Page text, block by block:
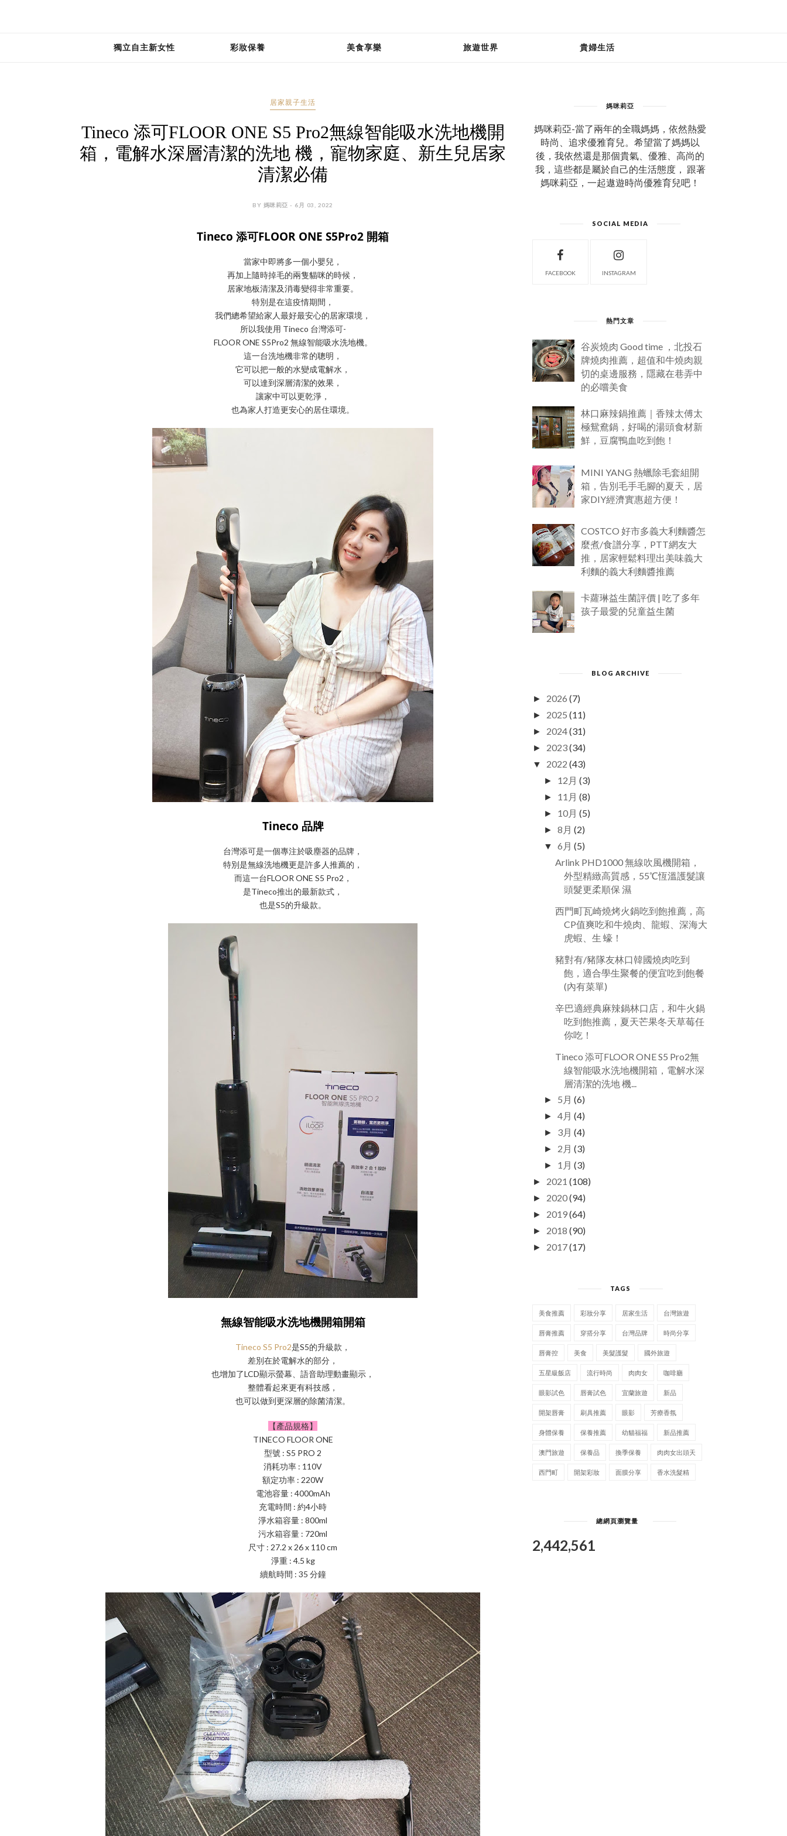
獨立自主新女性 彩妝保養 美食享樂 旅遊世界 貴婦生活
居家親子生活
Tineco 添可FLOOR ONE S5 Pro2無線智能吸水洗地機開
箱，電解水深層清潔的洗地 機，寵物家庭、新生兒居家
清潔必備
BY 媽咪莉亞 - 6月 03, 2022
Tineco 添可FLOOR ONE S5Pro2 開箱
當家中即將多一個小嬰兒，
再加上隨時掉毛的兩隻貓咪的時候，
居家地板清潔及消毒變得非常重要。
特別是在這疫情期間，
我們總希望給家人最好最安心的居家環境，
所以我使用 Tineco 台灣添可-
FLOOR ONE S5Pro2 無線智能吸水洗地機。
這一台洗地機非常的聰明，
它可以把一般的水變成電解水，
可以達到深層清潔的效果，
讓家中可以更乾淨，
也為家人打造更安心的居住環境。
Tineco 品牌
台灣添可是一個專注於吸塵器的品牌，
特別是無線洗地機更是許多人推薦的，
而這一台FLOOR ONE S5 Pro2，
是Tineco推出的最新款式，
也是S5的升級款。
無線智能吸水洗地機開箱開箱
Tineco S5 Pro2是S5的升級款，
差別在於電解水的部分，
也增加了LCD顯示螢幕、語音助理動畫顯示，
整體看起來更有科技感，
也可以做到更深層的除菌清潔。
【產品規格】
TINECO FLOOR ONE
型號 : S5 PRO 2
消耗功率 : 110V
額定功率 : 220W
電池容量 : 4000mAh
充電時間 : 約4小時
淨水箱容量 : 800ml
污水箱容量 : 720ml
尺寸 : 27.2 x 26 x 110 cm
淨重 : 4.5 kg
續航時間 : 35 分鐘
媽咪莉亞
媽咪莉亞-當了兩年的全職媽媽，依然熱愛
時尚、追求優雅育兒。希望當了媽媽以
後，我依然還是那個貴氣、優雅、高尚的
我，這些都是屬於自己的生活態度， 跟著
媽咪莉亞，一起遨遊時尚優雅育兒吧！
SOCIAL MEDIA
FACEBOOK INSTAGRAM
熱門文章
谷炭燒肉 Good time ，北投石
牌燒肉推薦，超值和牛燒肉親
切的桌邊服務，隱藏在巷弄中
的必嚐美食
林口麻辣鍋推薦｜香辣太傅太
極鴛鴦鍋，好喝的湯頭食材新
鮮，豆腐鴨血吃到飽！
MINI YANG 熱蠟除毛套組開
箱，告別毛手毛腳的夏天，居
家DIY經濟實惠超方便！
COSTCO 好市多義大利麵醬怎
麼煮/食譜分享，PTT網友大
推，居家輕鬆料理出美味義大
利麵的義大利麵醬推薦
卡蘿琳益生菌評價 | 吃了多年
孩子最愛的兒童益生菌
BLOG ARCHIVE
► 2026 (7)
► 2025 (11)
► 2024(31)
► 2023(34)
▼ 2022 (43)
► 12月 (3)
► 11月 (8)
► 10月 (5)
► 8月 (2)
▼ 6月 (5)
Arlink PHD1000 無線吹風機開箱，
外型精緻高質感，55℃恆溫護髮讓
頭髮更柔順保 濕
西門町瓦崎燒烤火鍋吃到飽推薦，高
CP值爽吃和牛燒肉、龍蝦、深海大
虎蝦、生 蠔！
豬對有/豬隊友林口韓國燒肉吃到
飽，適合學生聚餐的便宜吃到飽餐
(內有菜單)
辛巴適經典麻辣鍋林口店，和牛火鍋
吃到飽推薦，夏天芒果冬天草莓任
你吃！
Tineco 添可FLOOR ONE S5 Pro2無
線智能吸水洗地機開箱，電解水深
層清潔的洗地 機...
► 5月 (6)
► 4月 (4)
► 3月 (4)
► 2月 (3)
► 1月 (3)
► 2021 (108)
► 2020(94)
► 2019(64)
► 2018 (90)
► 2017(17)
TAGS
美食推薦 彩妝分享 居家生活 台灣旅遊
唇膏推薦 穿搭分享 台灣品牌 時尚分享
唇膏控 美食 美髮護髮 國外旅遊
五星級飯店 流行時尚 肉肉女 咖啡廳
眼影試色 唇膏試色 宜蘭旅遊 新品
開架唇膏 刷具推薦 眼影 芳療香氛
身體保養 保養推薦 幼貓福福 新品推薦
澳門旅遊 保養品 換季保養 肉肉女出頭天
西門町 開架彩妝 面膜分享 香水洗髮精
總網頁瀏覽量
2,442,561